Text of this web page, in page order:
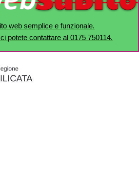
web semplice e funzionale.
potete contattare al 0175 750114.